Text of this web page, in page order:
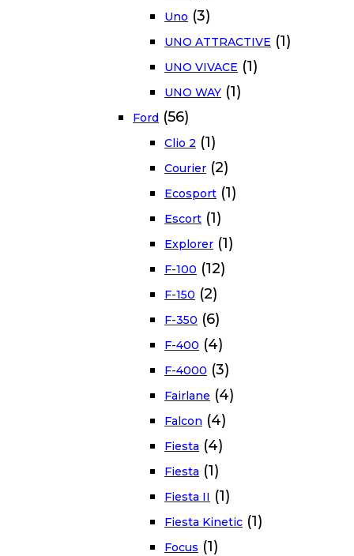
Uno (3)
UNO ATTRACTIVE (1)
UNO VIVACE (1)
UNO WAY (1)
Ford (56)
Clio 2 (1)
Courier (2)
Ecosport (1)
Escort (1)
Explorer (1)
F-100 (12)
F-150 (2)
F-350 (6)
F-400 (4)
F-4000 (3)
Fairlane (4)
Falcon (4)
Fiesta (4)
Fiesta (1)
Fiesta II (1)
Fiesta Kinetic (1)
Focus (1)